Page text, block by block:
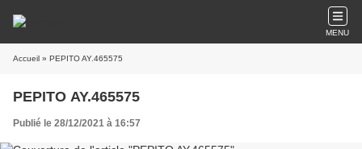
MENU
Accueil » PEPITO AY.465575
PEPITO AY.465575
Publié le 28/12/2021 à 16:57